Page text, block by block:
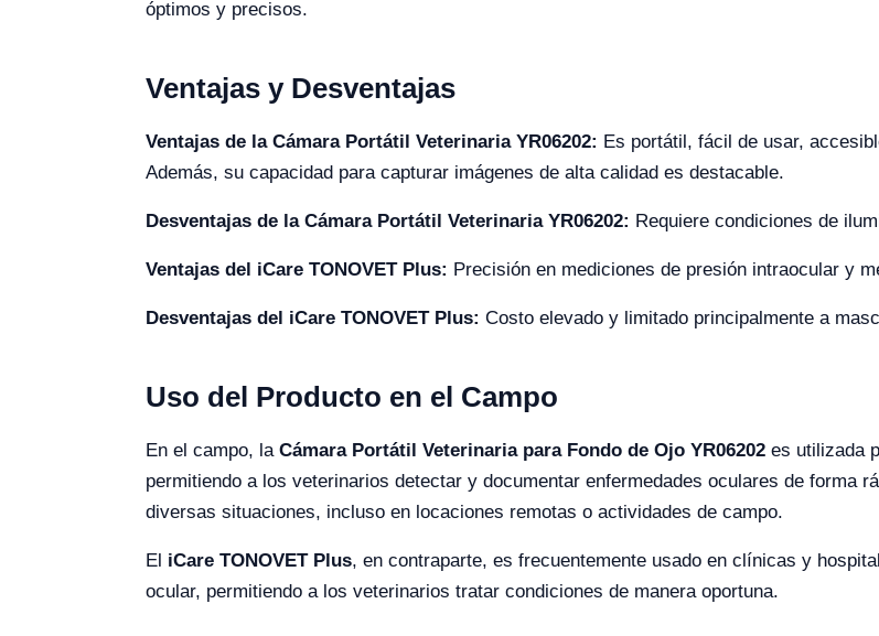
óptimos y precisos.
Ventajas y Desventajas
Ventajas de la Cámara Portátil Veterinaria YR06202: Es portátil, fácil de usar,
Además, su capacidad para capturar imágenes de alta calidad es destacable.
Desventajas de la Cámara Portátil Veterinaria YR06202: Requiere condiciones de
Ventajas del iCare TONOVET Plus: Precisión en mediciones de presión intraocular y
Desventajas del iCare TONOVET Plus: Costo elevado y limitado principalmente a
Uso del Producto en el Campo
En el campo, la Cámara Portátil Veterinaria para Fondo de Ojo YR06202 es utilizada
permitiendo a los veterinarios detectar y documentar enfermedades oculares de forma
diversas situaciones, incluso en locaciones remotas o actividades de campo.
El iCare TONOVET Plus, en contraparte, es frecuentemente usado en clínicas y
ocular, permitiendo a los veterinarios tratar condiciones de manera oportuna.